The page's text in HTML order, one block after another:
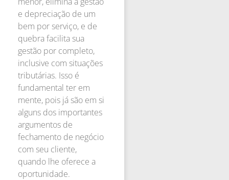
e depreciação de um
bem por serviço, e de
quebra facilita sua
gestão por completo,
inclusive com situações
tributárias. Isso é
fundamental ter em
mente, pois já são em si
alguns dos importantes
argumentos de
fechamento de negócio
com seu cliente,
quando lhe oferece a
oportunidade.